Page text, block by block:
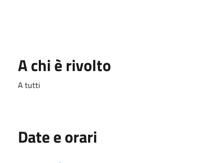
A chi è rivolto
A tutti
Date e orari